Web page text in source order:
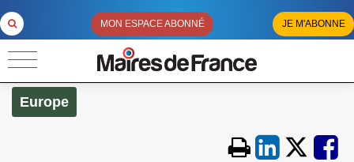
MON ESPACE ABONNÉ JE M'ABONNE
Europe